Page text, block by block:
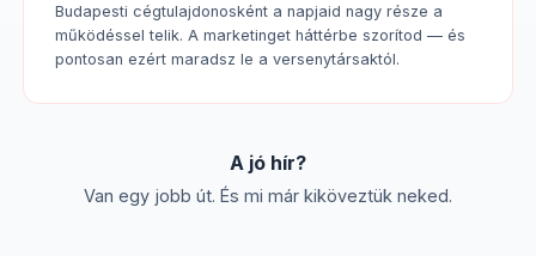
Budapesti cégtulajdonosként a napjaid nagy része a
működéssel telik. A marketinget háttérbe szorítod — és
pontosan ezért maradsz le a versenytársaktól.
A jó hír?
Van egy jobb út. És mi már kiköveztük neked.